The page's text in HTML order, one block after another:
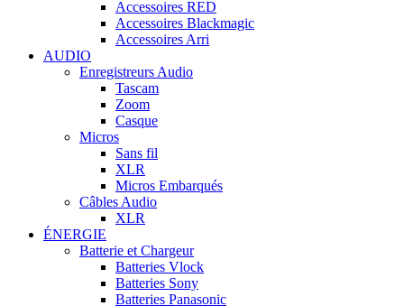
Accessoires RED
Accessoires Blackmagic
Accessoires Arri
AUDIO
Enregistreurs Audio
Tascam
Zoom
Casque
Micros
Sans fil
XLR
Micros Embarqués
Câbles Audio
XLR
ÉNERGIE
Batterie et Chargeur
Batteries Vlock
Batteries Sony
Batteries Panasonic